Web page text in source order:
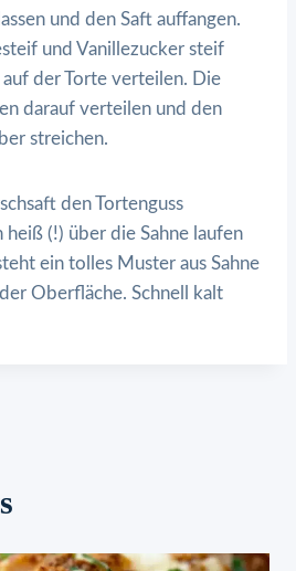
und den Saft auffangen.
und Vanillezucker steif
der Torte verteilen. Die
darauf verteilen und den
streichen.
den Tortenguss
(!) über die Sahne laufen
ein tolles Muster aus Sahne
Oberfläche. Schnell kalt